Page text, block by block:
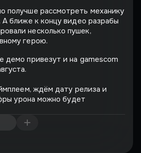
получше рассмотреть механику
А ближе к концу видео разрабы
несколько пушек,
герою.
демо привезут и на gamescom
ждём дату релиза и
урона можно будет